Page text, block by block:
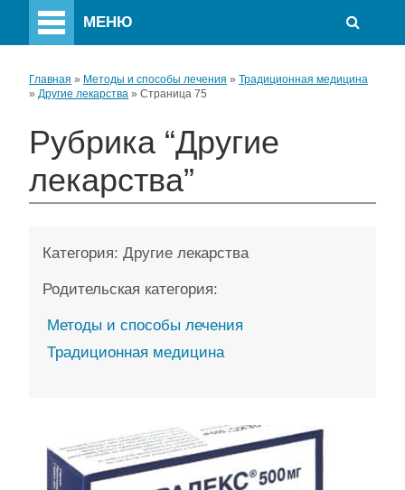
МЕНЮ
Главная » Методы и способы лечения » Традиционная медицина
» Другие лекарства » Страница 75
Рубрика “Другие
лекарства”
Категория: Другие лекарства
Родительская категория:
Методы и способы лечения
Традиционная медицина